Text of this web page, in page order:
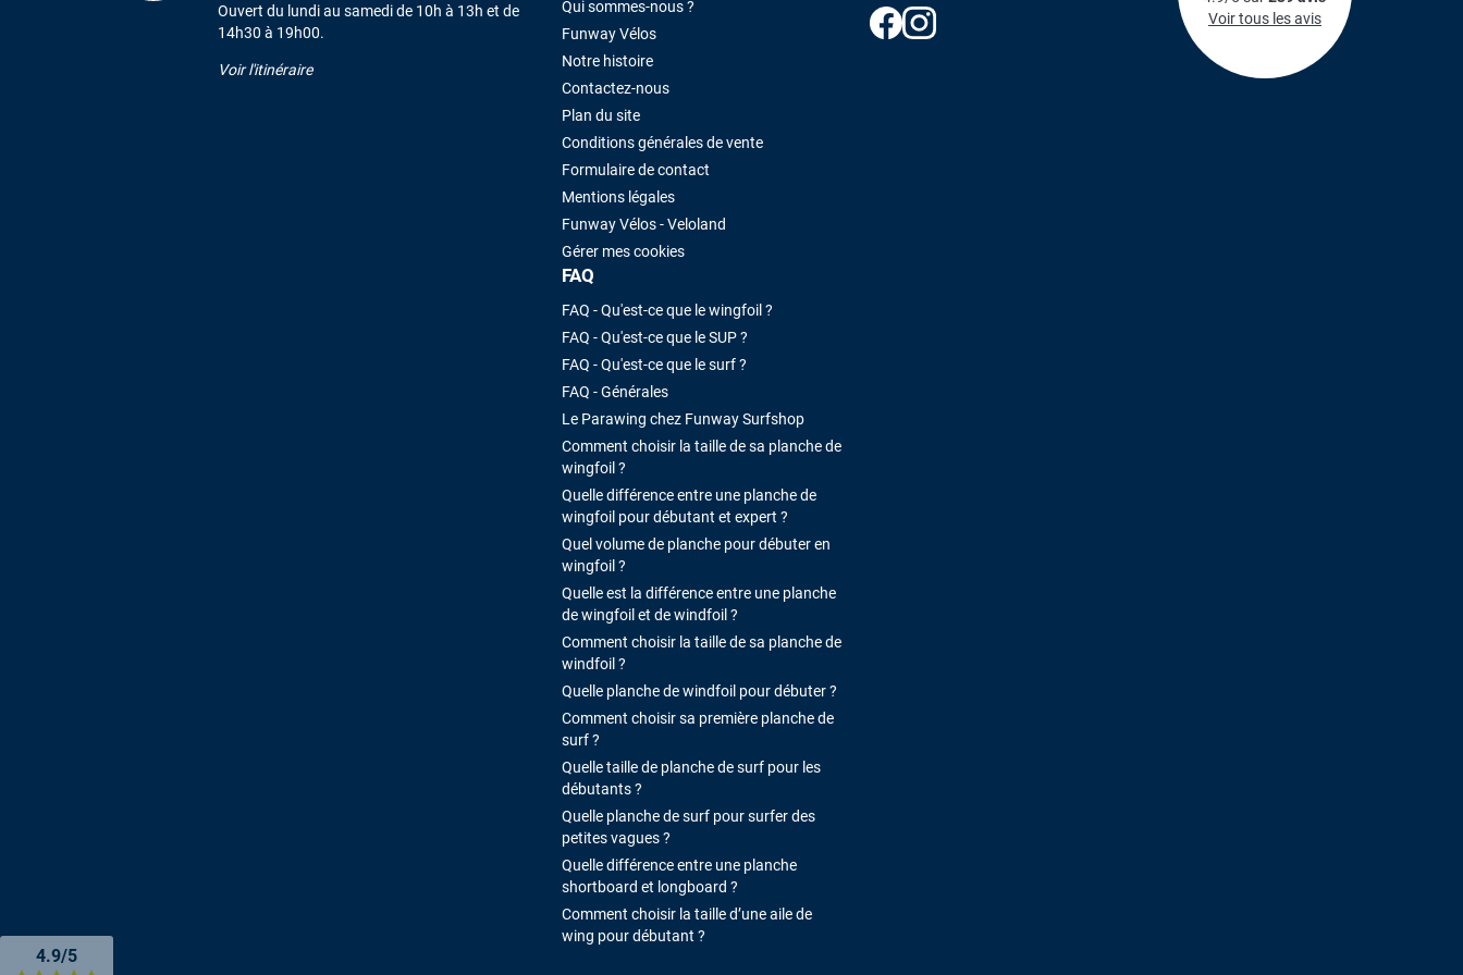
Ouvert du lundi au samedi de 10h à 13h et de
14h30 à 19h00.
Voir l'itinéraire
Qui sommes-nous ?
Funway Vélos
Notre histoire
Contactez-nous
Plan du site
Conditions générales de vente
Formulaire de contact
Mentions légales
Funway Vélos - Veloland
Gérer mes cookies
FAQ
FAQ - Qu'est-ce que le wingfoil ?
FAQ - Qu'est-ce que le SUP ?
FAQ - Qu'est-ce que le surf ?
FAQ - Générales
Le Parawing chez Funway Surfshop
Comment choisir la taille de sa planche de
wingfoil ?
Quelle différence entre une planche de
wingfoil pour débutant et expert ?
Quel volume de planche pour débuter en
wingfoil ?
Quelle est la différence entre une planche
de wingfoil et de windfoil ?
Comment choisir la taille de sa planche de
windfoil ?
Quelle planche de windfoil pour débuter ?
Comment choisir sa première planche de
surf ?
Quelle taille de planche de surf pour les
débutants ?
Quelle planche de surf pour surfer des
petites vagues ?
Quelle différence entre une planche
shortboard et longboard ?
Comment choisir la taille d’une aile de
wing pour débutant ?
Voir tous les avis
4.9/5